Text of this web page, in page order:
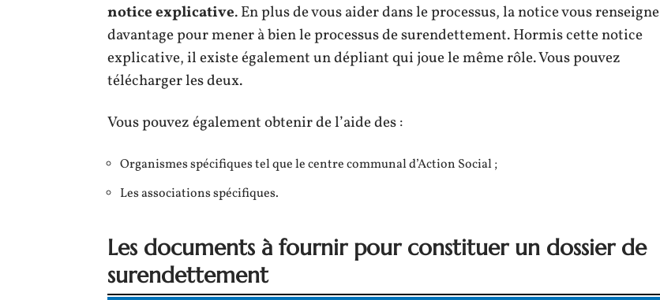
notice explicative. En plus de vous aider dans le processus, la notice vous renseigne
davantage pour mener à bien le processus de surendettement. Hormis cette notice
explicative, il existe également un dépliant qui joue le même rôle. Vous pouvez
télécharger les deux.
Vous pouvez également obtenir de l’aide des :
Organismes spécifiques tel que le centre communal d’Action Social ;
Les associations spécifiques.
Les documents à fournir pour constituer un dossier de
surendettement